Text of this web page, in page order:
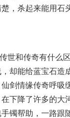
，杀起来能用石
世和传奇有什么
，却能给蓝宝石造
仙剑情缘传奇呼吸
下降了许多的大
镯帮助，一路跟